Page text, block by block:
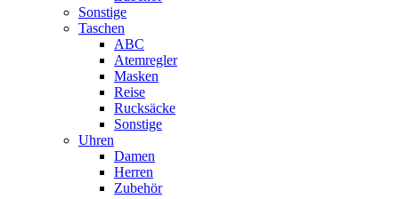
Sonstige
Taschen
ABC
Atemregler
Masken
Reise
Rucksäcke
Sonstige
Uhren
Damen
Herren
Zubehör